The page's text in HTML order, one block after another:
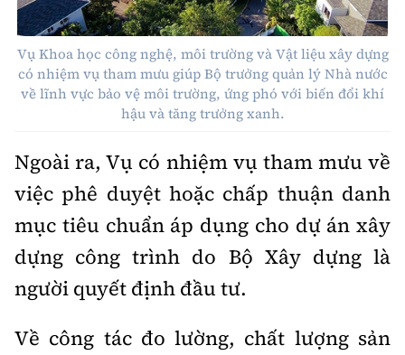
Vụ Khoa học công nghệ, môi trường và Vật liệu xây dựng
có nhiệm vụ tham mưu giúp Bộ trưởng quản lý Nhà nước
về lĩnh vực bảo vệ môi trường, ứng phó với biến đổi khí
hậu và tăng trưởng xanh.
Ngoài ra, Vụ có nhiệm vụ tham mưu về
việc phê duyệt hoặc chấp thuận danh
mục tiêu chuẩn áp dụng cho dự án xây
dựng công trình do Bộ Xây dựng là
người quyết định đầu tư.
Về công tác đo lường, chất lượng sản